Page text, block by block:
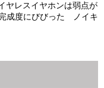
ヤレスイヤホンは弱点が
成度にびびった ノイキ